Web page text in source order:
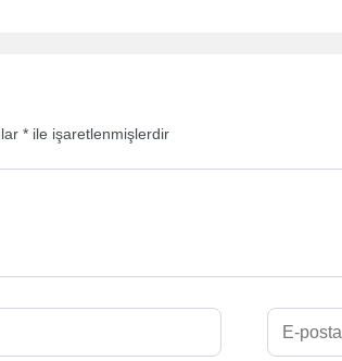
* ile işaretlenmişlerdir